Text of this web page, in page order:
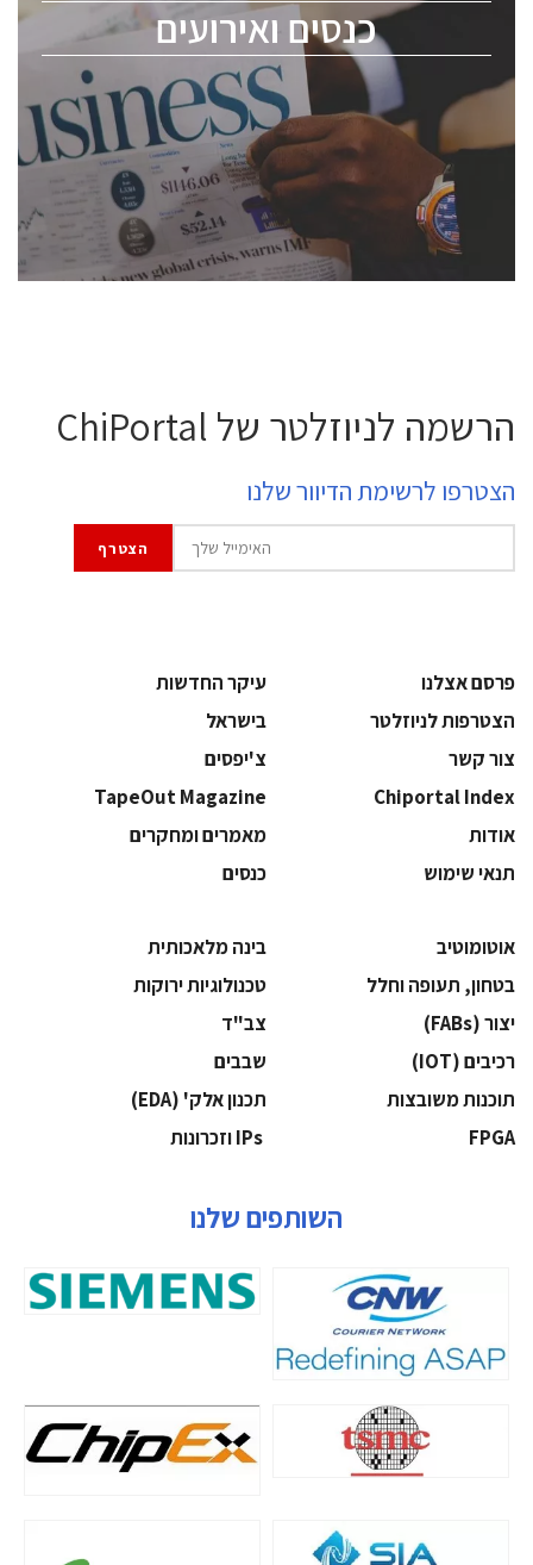
כנסים ואירועים
ChipEx2026 will be held on May 12-13, 2026. The
conference is intended for everyone involved in the
semiconductor industry, including engineers,
professional experts, and senior executives.
לחץ לפרטים
הרשמה לניוזלטר של ChiPortal
הצטרפו לרשימת הדיוור שלנו
פרסם אצלנו
עיקר החדשות
הצטרפות לניוזלטר
בישראל
צור קשר
צ'יפסים
Chiportal Index
TapeOut Magazine
אודות
מאמרים ומחקרים
תנאי שימוש
כנסים
אוטומוטיב
בינה מלאכותית
בטחון, תעופה וחלל
‫טכנולוגיות ירוקות‬
‫יצור (‪(FABs‬‬
‫צב"ד‬
‫רכיבים‬ (IOT)
‫שבבים‬
‫תוכנות משובצות‬
‫תכנון אלק' (‪(EDA‬‬
‫‪FPGA‬‬
השותפים שלנו